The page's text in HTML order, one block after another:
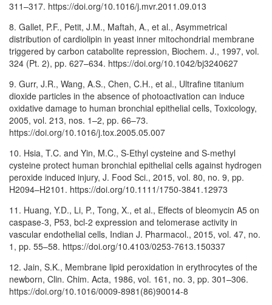
311–317. https://doi.org/10.1016/j.mvr.2011.09.013
8. Gallet, P.F., Petit, J.M., Maftah, A., et al., Asymmetrical
distribution of cardiolipin in yeast inner mitochondrial membrane
triggered by carbon catabolite repression, Biochem. J., 1997, vol.
324 (Pt. 2), pp. 627–634. https://doi.org/10.1042/bj3240627
9. Gurr, J.R., Wang, A.S., Chen, C.H., et al., Ultrafine titanium
dioxide particles in the absence of photoactivation can induce
oxidative damage to human bronchial epithelial cells, Toxicology,
2005, vol. 213, nos. 1–2, pp. 66–73.
https://doi.org/10.1016/j.tox.2005.05.007
10. Hsia, T.C. and Yin, M.C., S-Ethyl cysteine and S-methyl
cysteine protect human bronchial epithelial cells against hydrogen
peroxide induced injury, J. Food Sci., 2015, vol. 80, no. 9, pp.
H2094–H2101. https://doi.org/10.1111/1750-3841.12973
11. Huang, Y.D., Li, P., Tong, X., et al., Effects of bleomycin A5 on
caspase-3, P53, bcl-2 expression and telomerase activity in
vascular endothelial cells, Indian J. Pharmacol., 2015, vol. 47, no.
1, pp. 55–58. https://doi.org/10.4103/0253-7613.150337
12. Jain, S.K., Membrane lipid peroxidation in erythrocytes of the
newborn, Clin. Chim. Acta, 1986, vol. 161, no. 3, pp. 301–306.
https://doi.org/10.1016/0009-8981(86)90014-8